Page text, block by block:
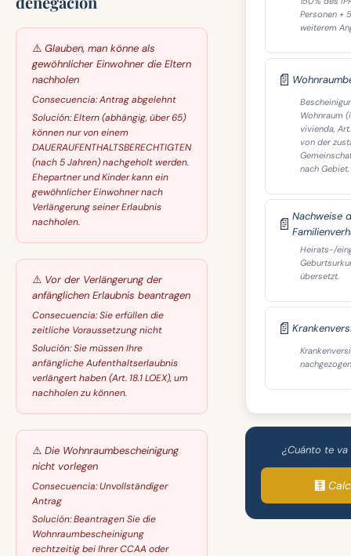
⚠️ Glauben, man könne als
gewöhnlicher Einwohner die Eltern
nachholen
Consecuencia:Antrag abgelehnt
Solución:Eltern (abhängig, über 65)
können nur von einem
DAUERAUFENTHALTSBERECHTIGTEN
(nach 5 Jahren) nachgeholt werden.
Ehepartner und Kinder kann ein
gewöhnlicher Einwohner nach
Verlängerung seiner Erlaubnis
nachholen.
⚠️ Vor der Verlängerung der
anfänglichen Erlaubnis beantragen
Consecuencia:Sie erfüllen die
zeitliche Voraussetzung nicht
Solución:Sie müssen Ihre
anfängliche Aufenthaltserlaubnis
verlängert haben (Art. 18.1 LOEX), um
nachholen zu können.
⚠️ Die Wohnraumbescheinigung
nicht vorlegen
Consecuencia:Unvollständiger
Antrag
Solución:Beantragen Sie die
Wohnraumbescheinigung
rechtzeitig bei Ihrer CCAA oder
Personen +
weiterem
📄
Wohnraum
vivienda,
von der
nach
📄 Nachweise
Heirats-/
übersetzt.
📄
¿Cuánto te
🧮